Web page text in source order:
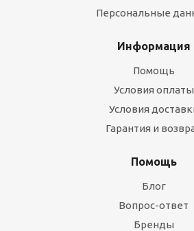
Персональные
Информация
Помощь
Условия оплаты
Условия
Гарантия и
Помощь
Блог
Вопрос-ответ
Бренды